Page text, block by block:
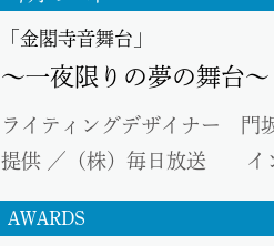
「金閣寺音舞台」
～一夜限りの夢の舞台
ライティングデザイナー 門
提供 ／（株）毎日放送 イン
AWARDS